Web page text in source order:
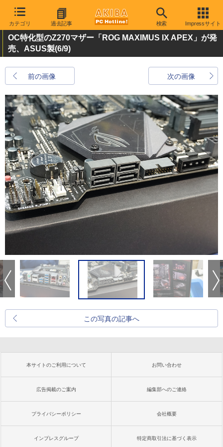
カテゴリ 過去記事 検索 Impressサイト
OC特化型のZ270マザー「ROG MAXIMUS IX APEX」が発
売、ASUS製(6/9)
前の画像 次の画像
この写真の記事へ
本サイトのご利用について お問い合わせ
広告掲載のご案内 編集部へのご連絡
プライバシーポリシー 会社概要
インプレスグループ 特定商取引法に基づく表示